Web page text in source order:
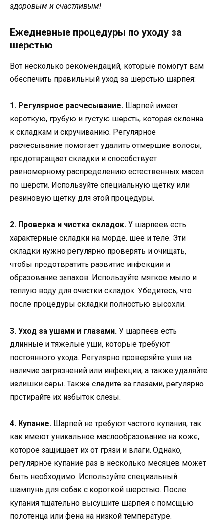
здоровым и счастливым!
Ежедневные процедуры по уходу за
шерстью
Вот несколько рекомендаций, которые помогут вам
обеспечить правильный уход за шерстью шарпея:
1. Регулярное расчесывание. Шарпей имеет
короткую, грубую и густую шерсть, которая склонна
к складкам и скручиванию. Регулярное
расчесывание помогает удалить отмершие волосы,
предотвращает складки и способствует
равномерному распределению естественных масел
по шерсти. Используйте специальную щетку или
резиновую щетку для этой процедуры.
2. Проверка и чистка складок. У шарпеев есть
характерные складки на морде, шее и теле. Эти
складки нужно регулярно проверять и очищать,
чтобы предотвратить развитие инфекции и
образование запахов. Используйте мягкое мыло и
теплую воду для очистки складок. Убедитесь, что
после процедуры складки полностью высохли.
3. Уход за ушами и глазами. У шарпеев есть
длинные и тяжелые уши, которые требуют
постоянного ухода. Регулярно проверяйте уши на
наличие загрязнений или инфекции, а также удаляйте
излишки серы. Также следите за глазами, регулярно
протирайте их избыток слезы.
4. Купание. Шарпей не требуют частого купания, так
как имеют уникальное маслообразование на коже,
которое защищает их от грязи и влаги. Однако,
регулярное купание раз в несколько месяцев может
быть необходимо. Используйте специальный
шампунь для собак с короткой шерстью. После
купания тщательно высушите шарпея с помощью
полотенца или фена на низкой температуре.